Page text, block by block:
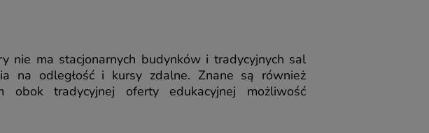
nie ma stacjonarnych budynków i tradycyjnych sal
na odległość i kursy zdalne. Znane są również
obok tradycyjnej oferty edukacyjnej możliwość